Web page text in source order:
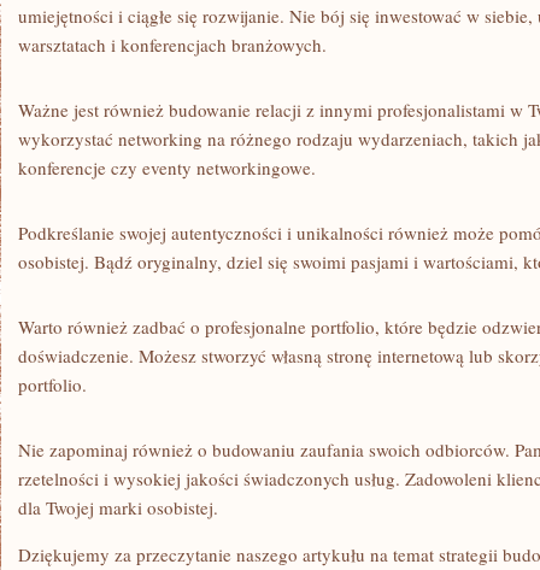
umiejętności‌ i ciągłe się⁢ rozwijanie. Nie ‍bój się inwestować w
warsztatach i konferencjach branżowych.
Ważne⁣ jest również budowanie relacji z innymi profesjonalistami w
wykorzystać networking na różnego rodzaju wydarzeniach, ⁣takich
konferencje‍ czy ⁣eventy networkingowe.
Podkreślanie swojej autentyczności i unikalności również może
osobistej. Bądź oryginalny, dziel się swoimi pasjami i wartościami,
Warto również zadbać⁤ o profesjonalne portfolio, które będzie
doświadczenie. Możesz stworzyć‍ własną stronę internetową lub
portfolio.
Nie zapominaj ‌również o budowaniu zaufania⁢ swoich odbiorców.
rzetelności i‌ wysokiej jakości świadczonych usług.⁣ Zadowoleni
dla​ Twojej marki‌ osobistej.
Dziękujemy za przeczytanie⁢ naszego artykułu na temat ​strategii